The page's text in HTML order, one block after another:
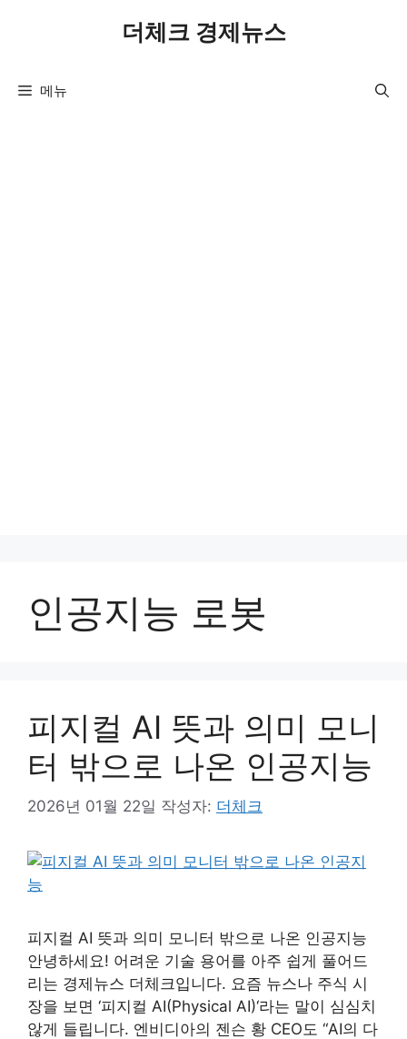
더체크 경제뉴스
메뉴
인공지능 로봇
피지컬 AI 뜻과 의미 모니
터 밖으로 나온 인공지능
2026년 01월 22일 작성자: 더체크
피지컬 AI 뜻과 의미 모니터 밖으로 나온 인공지능
안녕하세요! 어려운 기술 용어를 아주 쉽게 풀어드
리는 경제뉴스 더체크입니다. 요즘 뉴스나 주식 시
장을 보면 ‘피지컬 AI(Physical AI)‘라는 말이 심심치
않게 들립니다. 엔비디아의 젠슨 황 CEO도 “AI의 다